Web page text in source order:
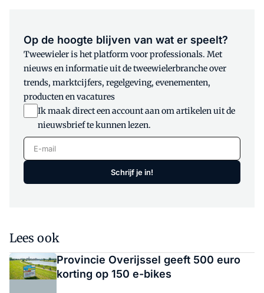
Op de hoogte blijven van wat er speelt?
Tweewieler is het platform voor professionals. Met
nieuws en informatie uit de tweewielerbranche over
trends, marktcijfers, regelgeving, evenementen,
producten en vacatures
Ik maak direct een account aan om artikelen uit de
nieuwsbrief te kunnen lezen.
E-mail
Schrijf je in!
Lees ook
Provincie Overijssel geeft 500 euro
korting op 150 e-bikes